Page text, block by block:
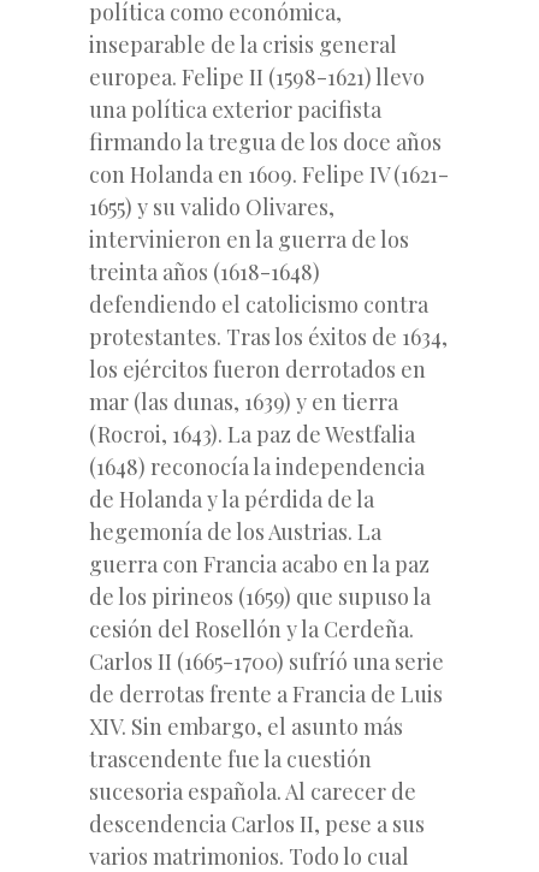
política como económica,
inseparable de la crisis general
europea. Felipe II (1598-1621) llevo
una política exterior pacifista
firmando la tregua de los doce años
con Holanda en 1609. Felipe IV (1621-
1655) y su valido Olivares,
intervinieron en la guerra de los
treinta años (1618-1648)
defendiendo el catolicismo contra
protestantes. Tras los éxitos de 1634,
los ejércitos fueron derrotados en
mar (las dunas, 1639) y en tierra
(Rocroi, 1643). La paz de Westfalia
(1648) reconocía la independencia
de Holanda y la pérdida de la
hegemonía de los Austrias. La
guerra con Francia acabo en la paz
de los pirineos (1659) que supuso la
cesión del Rosellón y la Cerdeña.
Carlos II (1665-1700) sufríó una serie
de derrotas frente a Francia de Luis
XIV. Sin embargo, el asunto más
trascendente fue la cuestión
sucesoria española. Al carecer de
descendencia Carlos II, pese a sus
varios matrimonios. Todo lo cual